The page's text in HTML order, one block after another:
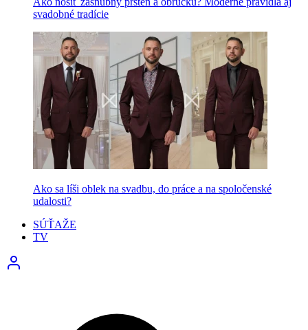
svadobné tradície
Ako sa líši oblek na svadbu, do práce a na spoločenské
udalosti?
SÚŤAŽE
TV